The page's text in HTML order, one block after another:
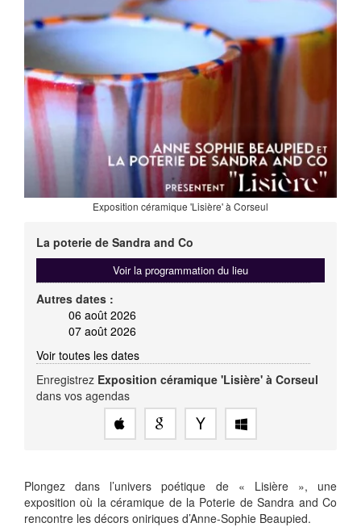
Exposition céramique 'Lisière' à Corseul
La poterie de Sandra and Co
Voir la programmation du lieu
Autres dates :
06 août 2026
07 août 2026
Voir toutes les dates
Enregistrez Exposition céramique 'Lisière' à Corseul
dans vos agendas
Plongez dans l’univers poétique de « Lisière », une
exposition où la céramique de la Poterie de Sandra and Co
rencontre les décors oniriques d’Anne-Sophie Beaupied.